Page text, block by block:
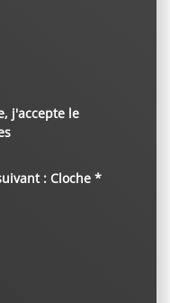
j'accepte le
: Cloche *